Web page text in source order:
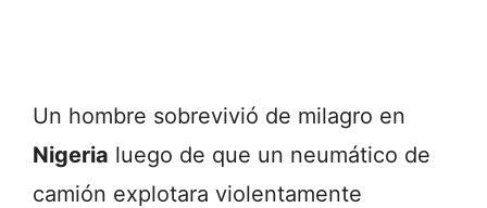
Un hombre sobrevivió de milagro en
Nigeria luego de que un neumático de
camión explotara violentamente